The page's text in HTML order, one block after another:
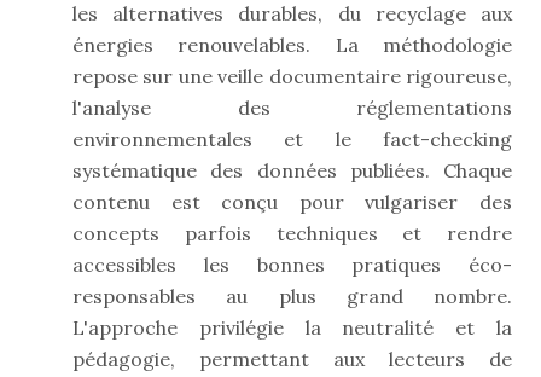
les alternatives durables, du recyclage aux
énergies renouvelables. La méthodologie
repose sur une veille documentaire rigoureuse,
l'analyse des réglementations
environnementales et le fact-checking
systématique des données publiées. Chaque
contenu est conçu pour vulgariser des
concepts parfois techniques et rendre
accessibles les bonnes pratiques éco-
responsables au plus grand nombre.
L'approche privilégie la neutralité et la
pédagogie, permettant aux lecteurs de